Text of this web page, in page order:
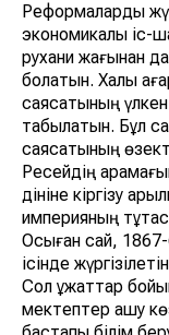
Реформаларды
экономикалық іс-
рухани жағынан
болатын. Халық
саясатының
табылатын. Бұл
саясатының
Ресейдің
дініне кіргізу
империяның
Осыған сай,
ісінде
Сол құжаттар
мектептер ашу